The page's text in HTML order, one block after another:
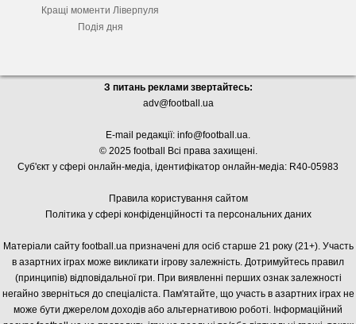
Кращі моменти Ліверпуля
Подія дня
З питань реклами звертайтесь:
adv@football.ua
E-mail редакції: info@football.ua.
© 2025 football Всі права захищені.
Суб'єкт у сфері онлайн-медіа, ідентифікатор онлайн-медіа: R40-05983
Правила користування сайтом
Політика у сфері конфіденційності та персональних даних
Матеріали сайту football.ua призначені для осіб старше 21 року (21+). Участь
в азартних іграх може викликати ігрову залежність. Дотримуйтесь правил
(принципів) відповідальної гри. При виявленні перших ознак залежності
негайно зверніться до спеціаліста. Пам'ятайте, що участь в азартних іграх не
може бути джерелом доходів або альтернативою роботі. Інформаційний